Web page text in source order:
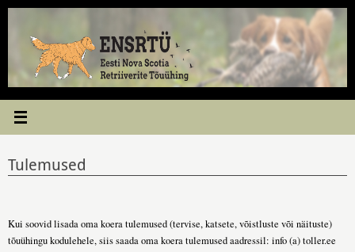
Skip
Tulemused
Kui soovid lisada oma koera tulemused (tervise, katsete, võistluste või näituste)
tõuühingu kodulehele, siis saada oma koera tulemused aadressil: info (a) toller.ee